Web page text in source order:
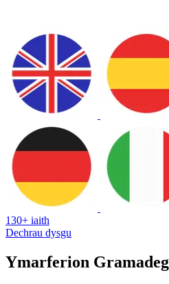
130+ iaith
Dechrau dysgu
Ymarferion